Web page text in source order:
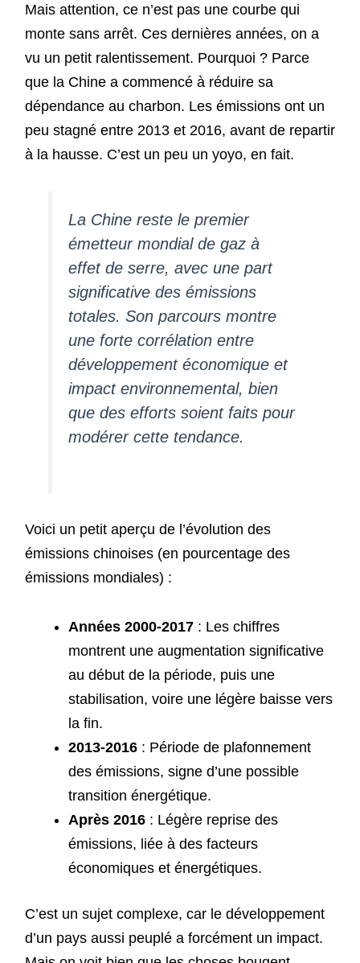
Mais attention, ce n’est pas une courbe qui
monte sans arrêt. Ces dernières années, on a
vu un petit ralentissement. Pourquoi ? Parce
que la Chine a commencé à réduire sa
dépendance au charbon. Les émissions ont un
peu stagné entre 2013 et 2016, avant de repartir
à la hausse. C’est un peu un yoyo, en fait.
La Chine reste le premier
émetteur mondial de gaz à
effet de serre, avec une part
significative des émissions
totales. Son parcours montre
une forte corrélation entre
développement économique et
impact environnemental, bien
que des efforts soient faits pour
modérer cette tendance.
Voici un petit aperçu de l’évolution des
émissions chinoises (en pourcentage des
émissions mondiales) :
Années 2000-2017: Les chiffres
montrent une augmentation significative
au début de la période, puis une
stabilisation, voire une légère baisse vers
la fin.
2013-2016: Période de plafonnement
des émissions, signe d’une possible
transition énergétique.
Après 2016: Légère reprise des
émissions, liée à des facteurs
économiques et énergétiques.
C’est un sujet complexe, car le développement
d’un pays aussi peuplé a forcément un impact.